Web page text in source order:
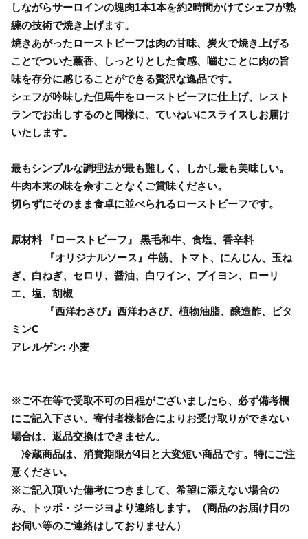
しながらサーロインの塊肉1本1本を約2時間かけてシェフが熟
練の技術で焼き上げます。
焼きあがったローストビーフは肉の甘味、炭火で焼き上げる
ことでついた薫香、しっとりとした食感、嚙むことに肉の旨
味を存分に感じることができる贅沢な逸品です。
シェフが吟味した但馬牛をローストビーフに仕上げ、レスト
ランでお出しするのと同様に、ていねいにスライスしお届け
いたします。
最もシンプルな調理法が最も難しく、しかし最も美味しい。
牛肉本来の味を余すことなくご賞味ください。
切らずにそのまま食卓に並べられるローストビーフです。
原材料 『ローストビーフ』 黒毛和牛、食塩、香辛料
『オリジナルソース』牛筋、トマト、にんじん、玉ね
ぎ、白ねぎ、セロリ、醤油、白ワイン、ブイヨン、ローリ
エ、塩、胡椒
『西洋わさび』西洋わさび、植物油脂、醸造酢、ビタ
ミンC
アレルゲン: 小麦
※ご不在等で受取不可の日程がございましたら、必ず備考欄
にご記入下さい。寄付者様都合によりお受け取りができない
場合は、返品交換はできません。
冷蔵商品は、消費期限が4日と大変短い商品です。特にご注
意ください。
※ご記入頂いた備考につきまして、希望に添えない場合の
み、トッポ・ジージヨより連絡します。（商品のお届け日の
お伺い等のご連絡はしておりません）